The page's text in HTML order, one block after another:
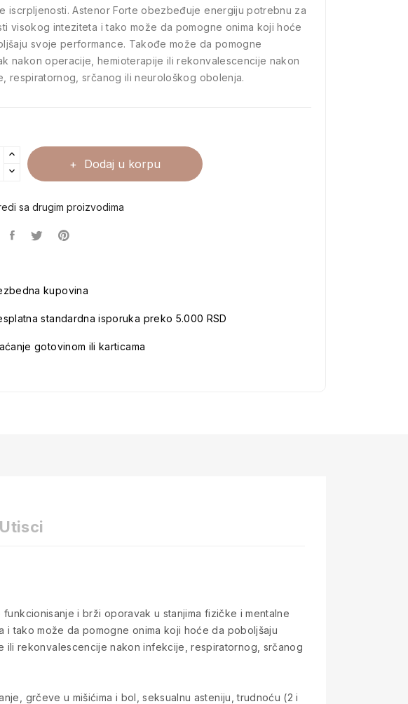
iscrpljenosti. Astenor Forte obezbeđuje energiju potrebnu za
visokog inteziteta i tako može da pomogne onima koji hoće
svoje performance. Takođe može da pomogne
nakon operacije, hemioterapije ili rekonvalescencije nakon
respiratornog, srčanog ili neurološkog obolenja.
Dodaj u korpu
sa drugim proizvodima
kupovina
standardna isporuka preko 5.000 RSD
gotovinom ili karticama
Utisci
i brži oporavak u stanjima fizičke i mentalne
tako može da pomogne onima koji hoće da poboljšaju
rekonvalescencije nakon infekcije, respiratornog, srčanog
grčeve u mišićima i bol, seksualnu asteniju, trudnoću (2 i